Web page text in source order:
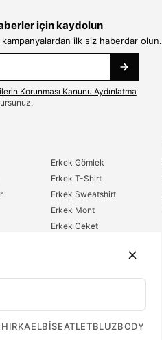
için kaydolun
ilk siz haberdar olun.
Korunması Kanunu Aydınlatma
Erkek Gömlek
Erkek T-Shirt
Erkek Sweatshirt
Erkek Mont
Erkek Ceket
HIRKAELBISEATLETBLUZBODY